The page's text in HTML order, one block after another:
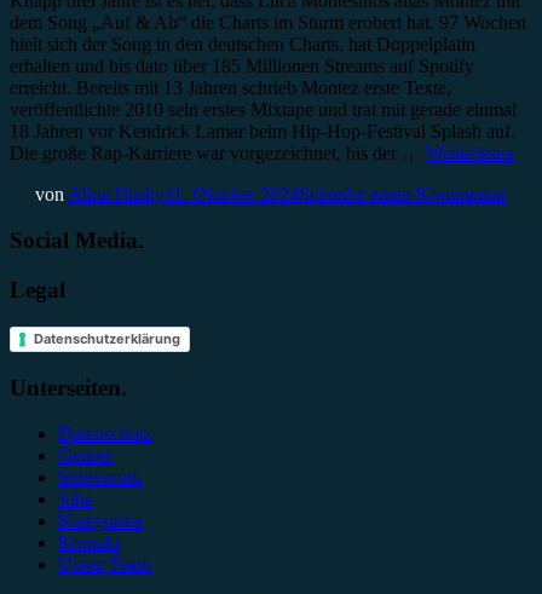
dem Song „Auf & Ab“ die Charts im Sturm erobert hat. 97 Wochen
hielt sich der Song in den deutschen Charts, hat Doppelplatin
erhalten und bis dato über 185 Millionen Streams auf Spotify
erreicht. Bereits mit 13 Jahren schrieb Montez erste Texte,
veröffentlichte 2010 sein erstes Mixtape und trat mit gerade einmal
18 Jahren vor Kendrick Lamar beim Hip-Hop-Festival Splash auf.
Die große Rap-Karriere war vorgezeichnet, bis der … Weiterlesen
von Alina Hasky11. Oktober 2024Schreibe einen Kommentar
Social Media.
Legal
Datenschutzerklärung
Unterseiten.
Datenschutz
Genres
Impressum
Jobs
Kategorien
Kontakt
Unser Team